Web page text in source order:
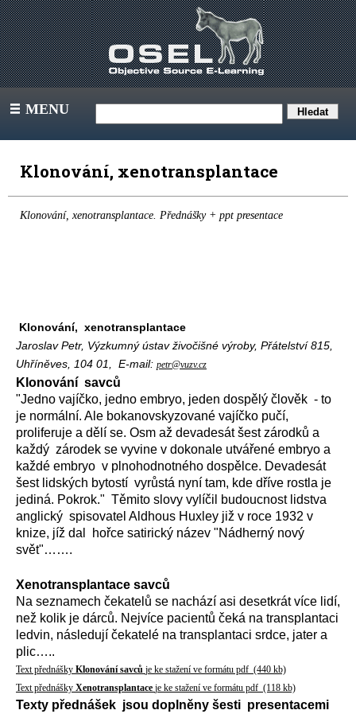
III MENU
Klonování, xenotransplantace
Klonování, xenotransplantace. Přednášky + ppt presentace
Klonování, xenotransplantace
Jaroslav Petr, Výzkumný ústav živočišné výroby, Přátelství 815,
Uhříněves, 104 01, E-mail: petr@vuzv.cz
Klonování savců
"Jedno vajíčko, jedno embryo, jeden dospělý člověk - to
je normální. Ale bokanovskyzované vajíčko pučí,
proliferuje a dělí se. Osm až devadesát šest zárodků a
každý zárodek se vyvine v dokonale utvářené embryo a
každé embryo v plnohodnotného dospělce. Devadesát
šest lidských bytostí vyrůstá nyní tam, kde dříve rostla je
jediná. Pokrok." Těmito slovy vylíčil budoucnost lidstva
anglický spisovatel Aldhous Huxley již v roce 1932 v
knize, jíž dal
hořce satirický název "Nádherný nový
svět"…….
Xenotransplantace savců
Na seznamech čekatelů se nachází asi desetkrát více lidí,
než kolik je dárců. Nejvíce pacientů čeká na transplantaci
ledvin, následují čekatelé na transplantaci srdce, jater a
plic…..
Text přednášky Klonování savců je ke stažení ve formátu pdf (440 kb)
Text přednášky Xenotransplantace je ke stažení ve formátu pdf (118 kb)
Texty přednášek jsou doplněny šesti presentacemi